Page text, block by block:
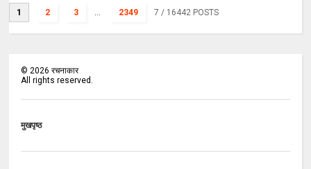
1 2 3 ... 2349 7 / 16442 POSTS
©2026 रचनाकार
All rights reserved.
मुखपृष्ठ